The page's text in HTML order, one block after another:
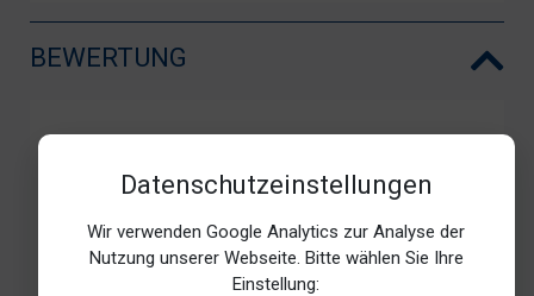
Datenschutzeinstellungen
Wir verwenden Google Analytics zur Analyse der
Nutzung unserer Webseite. Bitte wählen Sie Ihre
Einstellung:
BEWERTUNG
5/5